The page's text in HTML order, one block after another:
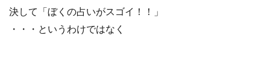
決して「ぼくの占いがスゴイ！！」
・・・というわけではなく